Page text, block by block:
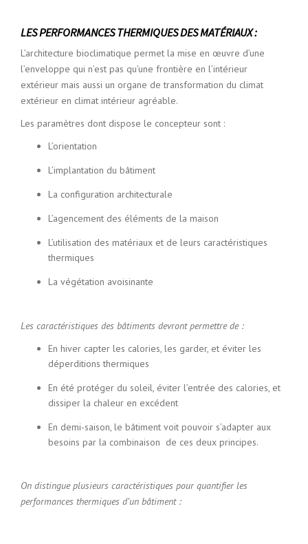
LES PERFORMANCES THERMIQUES DES MATÉRIAUX :
L’architecture bioclimatique permet la mise en œuvre d’une
l’enveloppe qui n’est pas qu’une frontière en l’intérieur
extérieur mais aussi un organe de transformation du climat
extérieur en climat intérieur agréable.
Les paramètres dont dispose le concepteur sont :
L’orientation
L’implantation du bâtiment
La configuration architecturale
L’agencement des éléments de la maison
L’utilisation des matériaux et de leurs caractéristiques
thermiques
La végétation avoisinante
Les caractéristiques des bâtiments devront permettre de :
En hiver capter les calories, les garder, et éviter les
déperditions thermiques
En été protéger du soleil, éviter l’entrée des calories, et
dissiper la chaleur en excédent
En demi-saison, le bâtiment voit pouvoir s’adapter aux
besoins par la combinaison de ces deux principes.
On distingue plusieurs caractéristiques pour quantifier les
performances thermiques d’un bâtiment :